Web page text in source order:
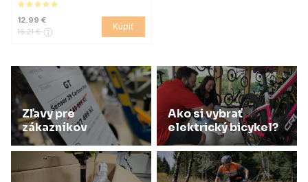
12.99 €
16.21 € Kúpiť
Zľavy pre
zákazníkov
Ako si vybrať
elektrický bicykel?